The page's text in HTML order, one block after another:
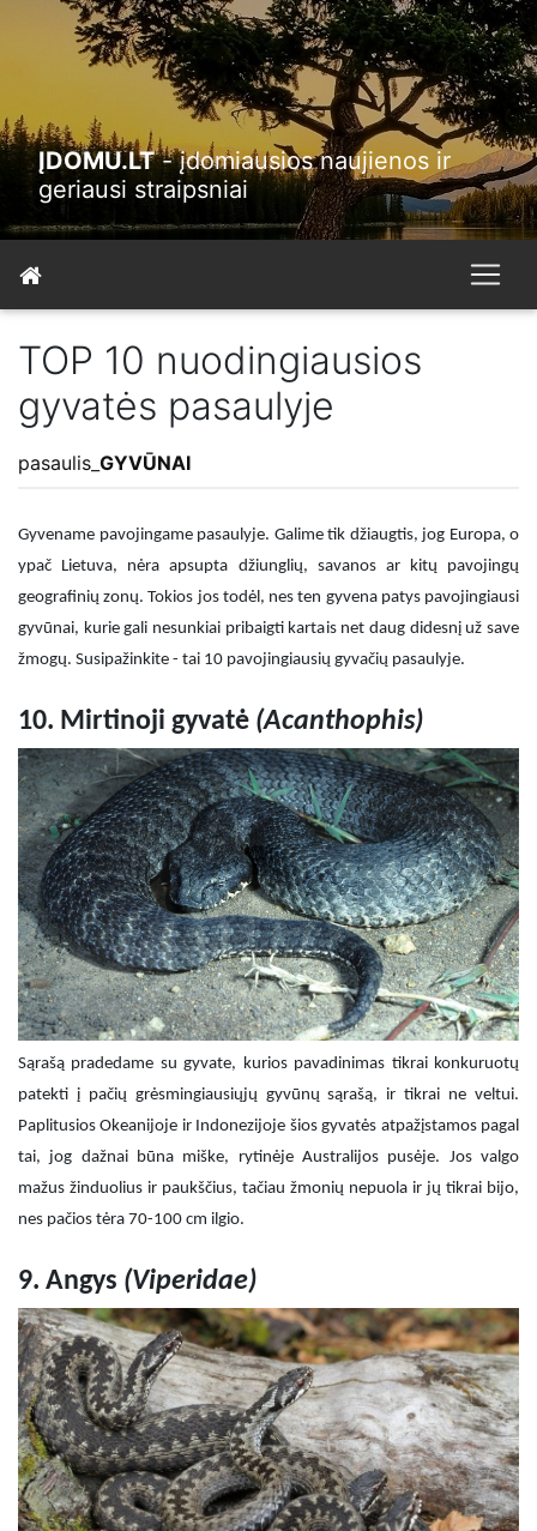
ĮDOMU.LT- įdomiausios naujienos ir
geriausi straipsniai
TOP 10 nuodingiausios
gyvatės pasaulyje
pasaulis GYVŪNAI
Gyvename pavojingame pasaulyje. Galime tik džiaugtis, jog Europa, o
ypač Lietuva, nėra apsupta džiunglių, savanos ar kitų pavojingų
geografinių zonų. Tokios jos todėl, nes ten gyvena patys pavojingiausi
gyvūnai, kurie gali nesunkiai pribaigti kartais net daug didesnį už save
žmogų. Susipažinkite - tai 10 pavojingiausių gyvačių pasaulyje.
10. Mirtinoji gyvatė (Acanthophis)
Sąrašą pradedame su gyvate, kurios pavadinimas tikrai konkuruotų
patekti į pačių grėsmingiausiųjų gyvūnų sąrašą, ir tikrai ne veltui.
Paplitusios Okeanijoje ir Indonezijoje šios gyvatės atpažįstamos pagal
tai, jog dažnai būna miške, rytinėje Australijos pusėje. Jos valgo
mažus žinduolius ir paukščius, tačiau žmonių nepuola ir jų tikrai bijo,
nes pačios tėra 70-100 cm ilgio.
9. Angys (Viperidae)